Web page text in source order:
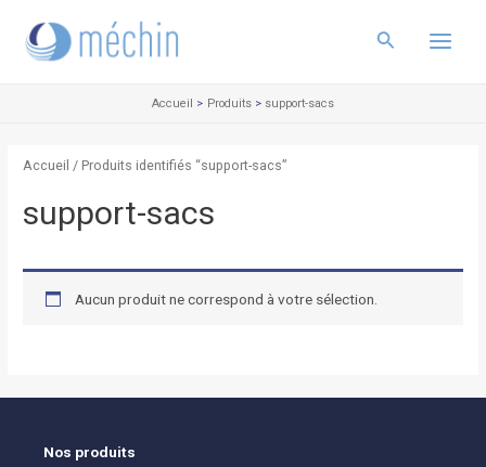
contenu
Rechercher
Menu
Accueil Produits support-sacs
Accueil / Produits identifiés “support-sacs”
support-sacs
Aucun produit ne correspond à votre sélection.
Nos produits